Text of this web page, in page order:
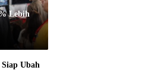
Lebih
Ubah